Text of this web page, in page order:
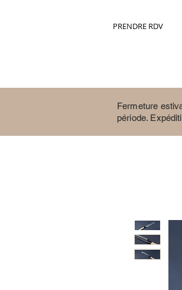
PRENDRE RDV
Fermeture
période.